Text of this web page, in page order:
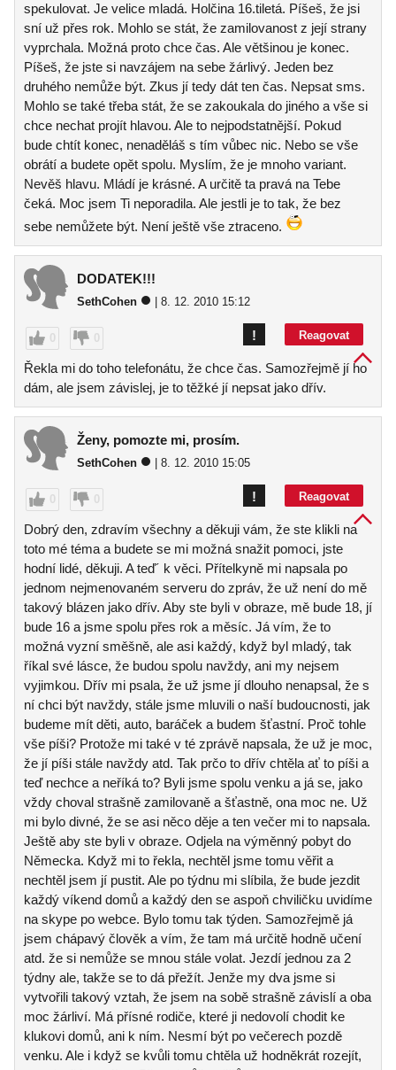
spekulovat. Je velice mladá. Holčina 16.tiletá. Píšeš, že jsi
sní už přes rok. Mohlo se stát, že zamilovanost z její strany
vyprchala. Možná proto chce čas. Ale většinou je konec.
Píšeš, že jste si navzájem na sebe žárlivý. Jeden bez
druhého nemůže být. Zkus jí tedy dát ten čas. Nepsat sms.
Mohlo se také třeba stát, že se zakoukala do jiného a vše si
chce nechat projít hlavou. Ale to nejpodstatnější. Pokud
bude chtít konec, nenaděláš s tím vůbec nic. Nebo se vše
obrátí a budete opět spolu. Myslím, že je mnoho variant.
Nevěš hlavu. Mládí je krásné. A určitě ta pravá na Tebe
čeká. Moc jsem Ti neporadila. Ale jestli je to tak, že bez
sebe nemůžete být. Není ještě vše ztraceno.
DODATEK!!!
SethCohen | 8. 12. 2010 15:12
0 0 Reagovat
!
Řekla mi do toho telefonátu, že chce čas. Samozřejmě jí ho
dám, ale jsem závislej, je to těžké jí nepsat jako dřív.
Ženy, pomozte mi, prosím.
SethCohen | 8. 12. 2010 15:05
0 0 Reagovat
!
Dobrý den, zdravím všechny a děkuji vám, že ste klikli na
toto mé téma a budete se mi možná snažit pomoci, jste
hodní lidé, děkuji. A teď´ k věci. Přítelkyně mi napsala po
jednom nejmenovaném serveru do zpráv, že už není do mě
takový blázen jako dřív. Aby ste byli v obraze, mě bude 18, jí
bude 16 a jsme spolu přes rok a měsíc. Já vím, že to
možná vyzní směšně, ale asi každý, když byl mladý, tak
říkal své lásce, že budou spolu navždy, ani my nejsem
vyjimkou. Dřív mi psala, že už jsme jí dlouho nenapsal, že s
ní chci být navždy, stále jsme mluvili o naší budoucnosti, jak
budeme mít děti, auto, baráček a budem šťastní. Proč tohle
vše píši? Protože mi také v té zprávě napsala, že už je moc,
že jí píši stále navždy atd. Tak prčo to dřív chtěla ať to píši a
teď nechce a neříká to? Byli jsme spolu venku a já se, jako
vždy choval strašně zamilovaně a šťastně, ona moc ne. Už
mi bylo divné, že se asi něco děje a ten večer mi to napsala.
Ještě aby ste byli v obraze. Odjela na výměnný pobyt do
Německa. Když mi to řekla, nechtěl jsme tomu věřit a
nechtěl jsem jí pustit. Ale po týdnu mi slíbila, že bude jezdit
každý víkend domů a každý den se aspoň chviličku uvidíme
na skype po webce. Bylo tomu tak týden. Samozřejmě já
jsem chápavý člověk a vím, že tam má určitě hodně učení
atd. že si nemůže se mnou stále volat. Jezdí jednou za 2
týdny ale, takže se to dá přežít. Jenže my dva jsme si
vytvořili takový vztah, že jsem na sobě strašně závislí a oba
moc žárliví. Má přísné rodiče, které ji nedovolí chodit ke
klukovi domů, ani k ním. Nesmí být po večerech pozdě
venku. Ale i když se kvůli tomu chtěla už hodněkrát rozejít,